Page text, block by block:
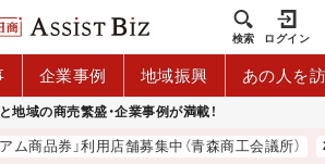
検索 ログイン
企業事例 地域振興 あの人を
地域の商売繁盛・企業事例が満載！
ム商品券」利用店舗募集中（青森商工会議所）